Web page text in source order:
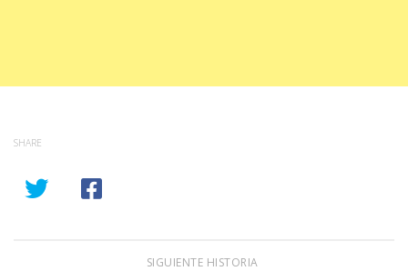
SHARE
SIGUIENTE HISTORIA